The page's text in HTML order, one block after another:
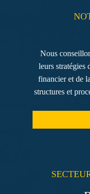
Nous
leurs stratégies
financier et de
structures et